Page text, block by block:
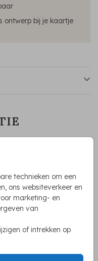
technieken om een
ons websiteverkeer en
marketing- en
van
of intrekken op
ontwerp bij je kaartje
extra speciaal
een klein meisje
touch door
Je kunt de
traktatie.